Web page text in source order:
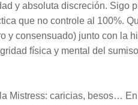
y absoluta discreción. Sigo
que no controle al 100%.
y consensuado) junto con la
física y mental del
Mistress: caricias, besos…